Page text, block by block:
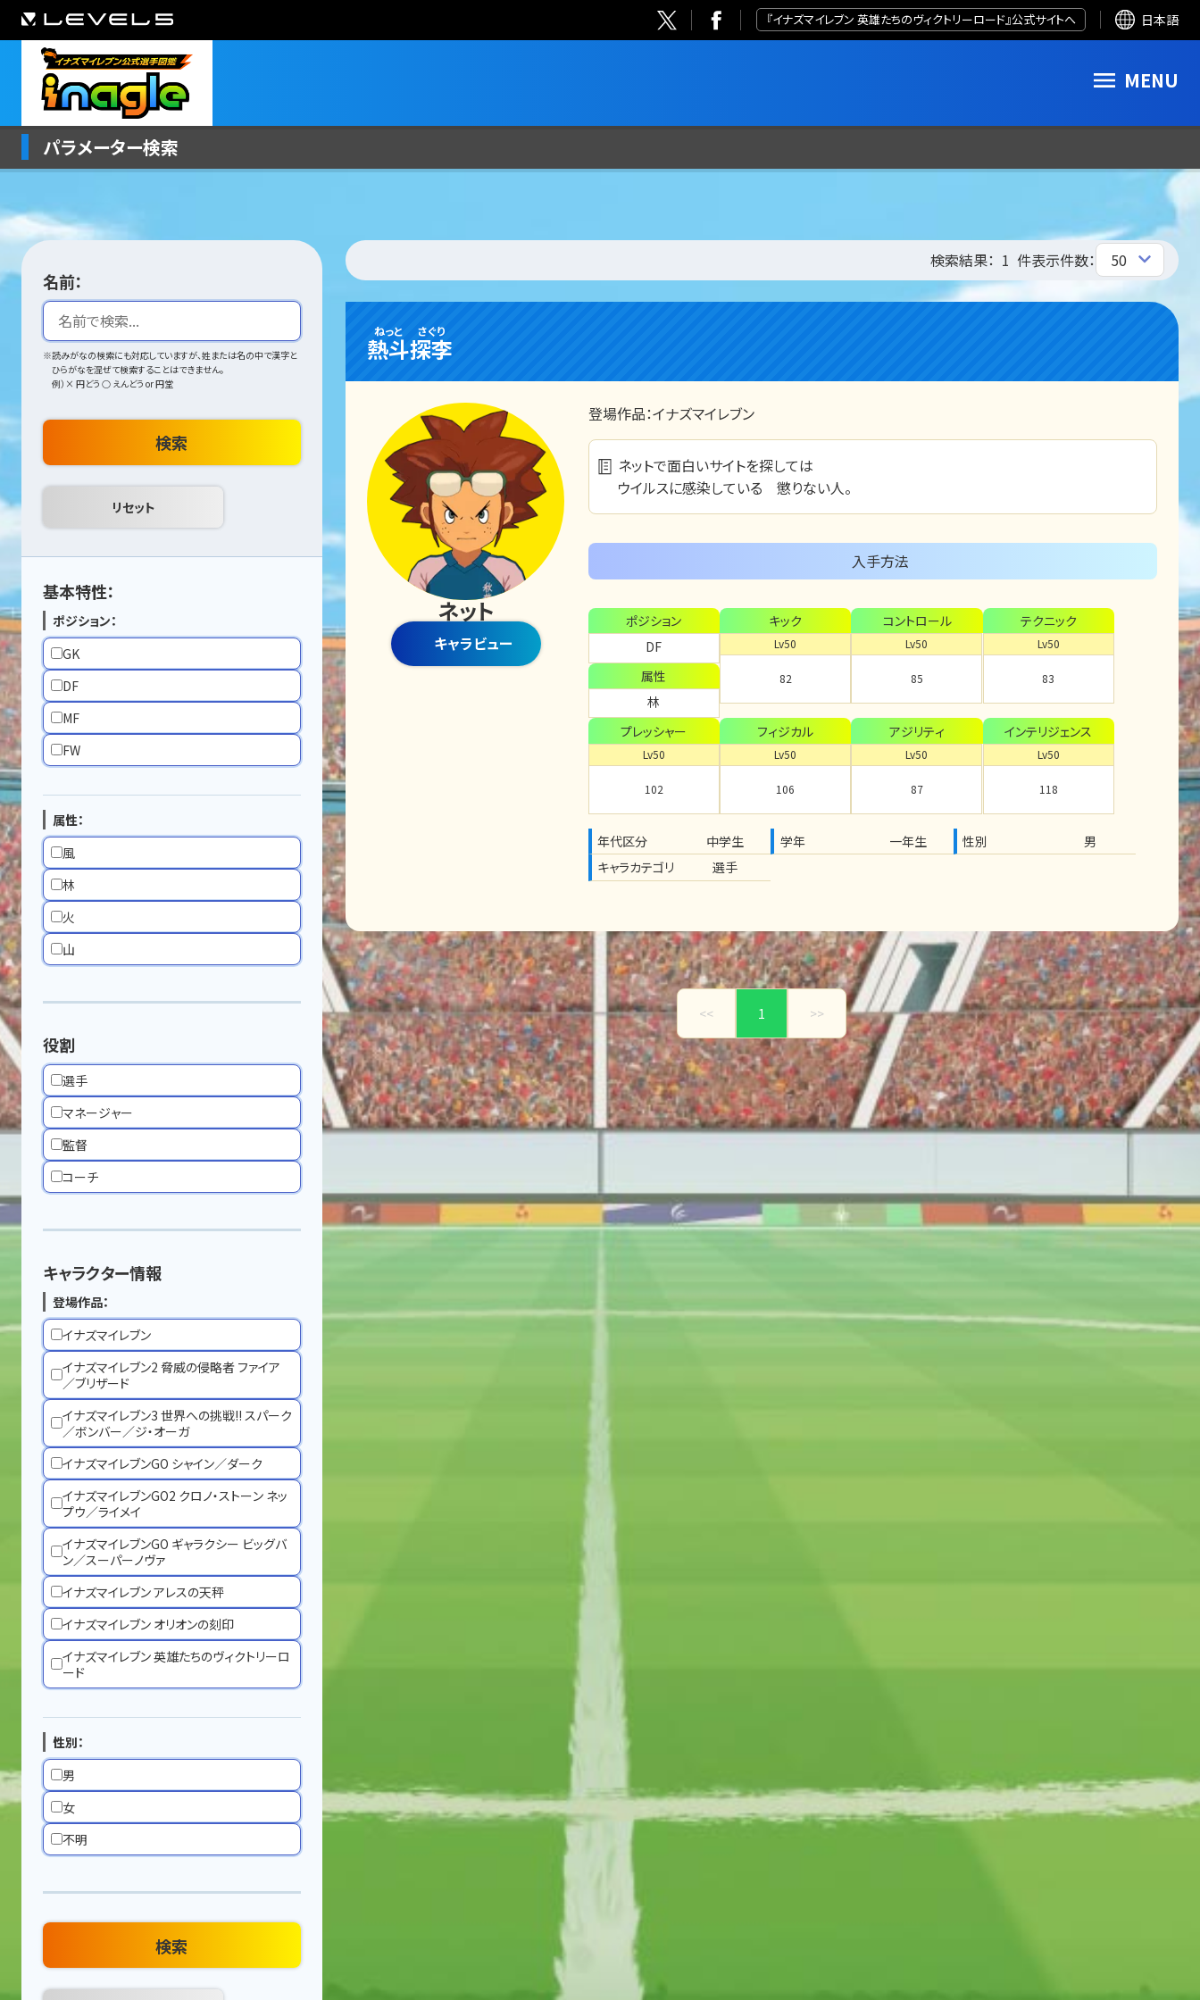
『イナズマイレブン 英雄たちのヴィクトリーロード』公式サイトへ 日本語
MENU
パラメーター検索
名前：
※読みがなの検索にも対応していますが、姓または名の中で漢字と
ひらがなを混ぜて検索することはできません。
例）× 円どう ○ えんどう or 円堂
検索
基本特性：
ポジション：
GK
DF
MF
FW
属性：
風
林
火
山
役割
選手
マネージャー
監督
コーチ
キャラクター情報
登場作品：
イナズマイレブン
イナズマイレブン2 脅威の侵略者 ファイア
／ブリザード
イナズマイレブン3 世界への挑戦!! スパーク
／ボンバー／ジ・オーガ
イナズマイレブンGO シャイン／ダーク
イナズマイレブンGO2 クロノ・ストーン ネッ
プウ／ライメイ
イナズマイレブンGO ギャラクシー ビッグバ
ン／スーパーノヴァ
イナズマイレブン アレスの天秤
イナズマイレブン オリオンの刻印
イナズマイレブン 英雄たちのヴィクトリーロ
ード
性別：
男
女
不明
検索
検索結果： 1 件表示件数：
熱斗
ねっと
探李
さぐり
ネット
キャラビュー
登場作品：イナズマイレブン
ネットで面白いサイトを探しては
ウイルスに感染している 懲りない人。
入手方法
ポジション
DF
属性
林
キック
Lv50
82
コントロール
Lv50
85
テクニック
Lv50
83
プレッシャー
Lv50
102
フィジカル
Lv50
106
アジリティ
Lv50
87
インテリジェンス
Lv50
118
年代区分 中学生 学年 一年生 性別
男
キャラカテゴリ
選手
<< 1 >>